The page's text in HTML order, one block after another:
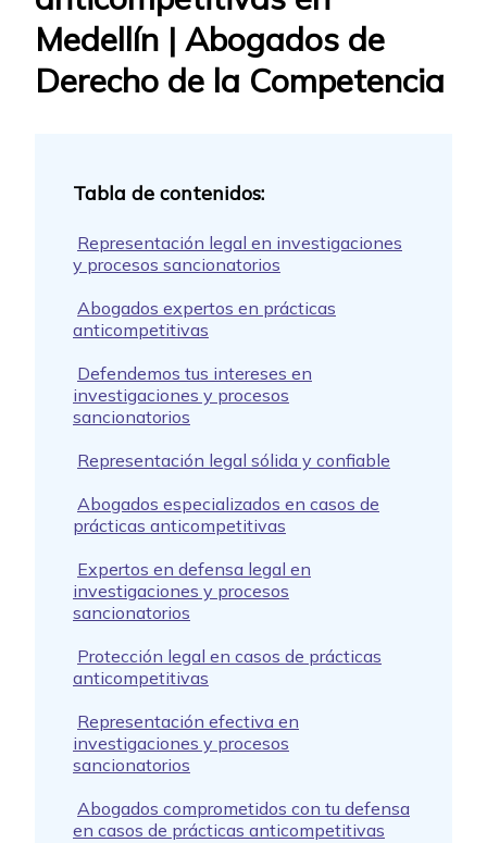
Medellín | Abogados de
Derecho de la Competencia
Representación legal en investigaciones
y procesos sancionatorios
Abogados expertos en prácticas
anticompetitivas
Defendemos tus intereses en
investigaciones y procesos
sancionatorios
Representación legal sólida y confiable
Abogados especializados en casos de
prácticas anticompetitivas
Expertos en defensa legal en
investigaciones y procesos
sancionatorios
Protección legal en casos de prácticas
anticompetitivas
Representación efectiva en
investigaciones y procesos
sancionatorios
Abogados comprometidos con tu defensa
en casos de prácticas anticompetitivas